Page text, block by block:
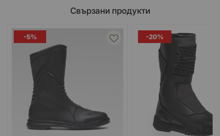
Свързани продукти
-5% -20%